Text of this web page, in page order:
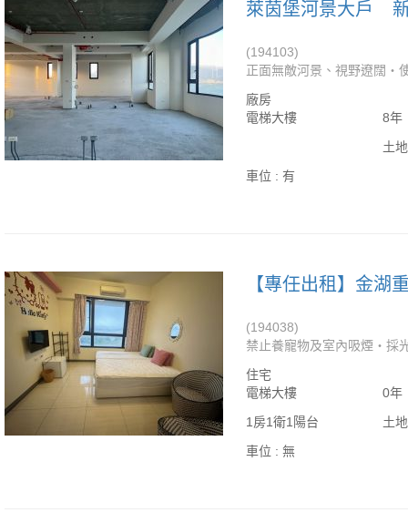
萊茵堡河景大戶
(194103)
正面無敵河景、視野遼闊‧
廠房
電梯大樓
8年
土
車位 : 有
(194038)
禁止養寵物及室內吸煙‧採
住宅
電梯大樓
0年
1房1衛1陽台
土
車位 : 無